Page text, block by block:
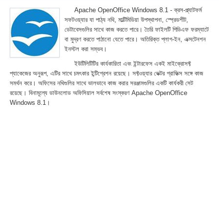
Apache OpenOffice Windows 8.1 - ক্রস-প্ল্যাটফর্ম
সফটওয়্যার যা পাঠ্য নথি, মাল্টিমিডিয়া উপস্থাপনা, স্প্রেডশীট,
ডেটাবেসগুলির সাথে কাজ করতে পারে। তৈরি ফাইলটি পিডিএফ ফরম্যাটে
বা মুদ্রণ করতে পাঠানো যেতে পারে। অতিরিক্ত প্লাগ-ইন, এক্সটেনশন
ইনস্টল করা সম্ভব।
ইউটিলিটিটির কার্যকারিতা এবং ইন্টারফেস একই মাইক্রোসফ্ট
প্যাকেজের অনুরূপ, এটির সাথে চমৎকার ইন্টিগ্রেশন রয়েছে। সফ্টওয়্যার ভেক্টর গ্রাফিক্স সঙ্গে কাজ
সমর্থন করে। অফিসের নথিগুলির সাথে ভালভাবে কাজ করার সরঞ্জামগুলির একটি কার্যকরী সেট
রয়েছে। বিনামূল্যে ডাউনলোড অফিসিয়াল সর্বশেষ সংস্করণ Apache OpenOffice
Windows 8.1।